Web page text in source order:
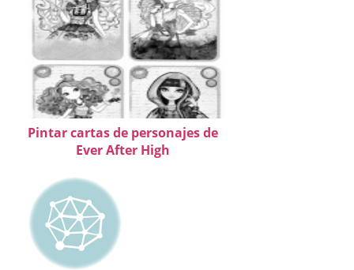
Pintar cartas de personajes de
Ever After High